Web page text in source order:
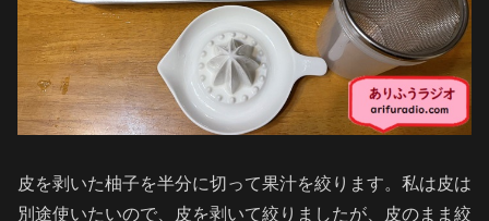
皮を剥いた柚子を半分に切って果汁を絞ります。私は皮は
別途使いたいので、皮を剥いて絞りましたが、皮のまま絞